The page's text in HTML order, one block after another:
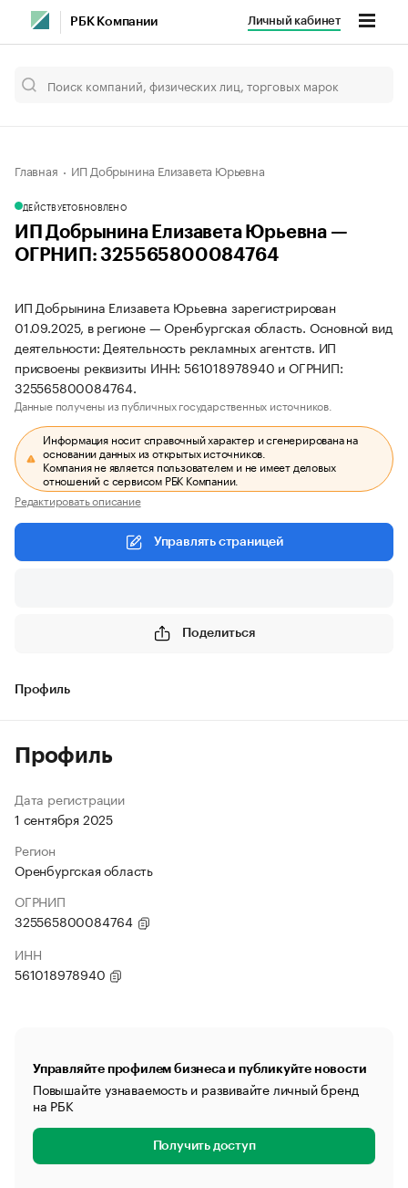
РБК Компании Личный кабинет
Главная ИП Добрынина Елизавета Юрьевна
ДЕЙСТВУЕТОБНОВЛЕНО
ИП Добрынина Елизавета Юрьевна —
ОГРНИП: 325565800084764
ИП Добрынина Елизавета Юрьевна зарегистрирован
01.09.2025, в регионе — Оренбургская область. Основной вид
деятельности: Деятельность рекламных агентств. ИП
присвоены реквизиты ИНН: 561018978940 и ОГРНИП:
325565800084764.
Данные получены из публичных государственных источников.
Информация носит справочный характер и сгенерирована на
основании данных из открытых источников.
Компания не является пользователем и не имеет деловых
отношений с сервисом РБК Компании.
Редактировать описание
Управлять страницей
Поделиться
Профиль
Профиль
Дата регистрации
1 сентября 2025
Регион
Оренбургская область
ОГРНИП
325565800084764
ИНН
561018978940
Управляйте профилем бизнеса и публикуйте новости
Повышайте узнаваемость и развивайте личный бренд
на РБК
Получить доступ